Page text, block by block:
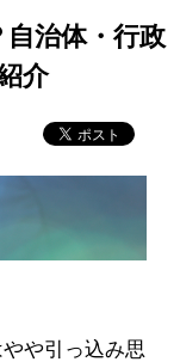
治体・行政
介
や引っ込み思